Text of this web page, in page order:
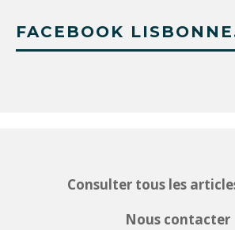
FACEBOOK
Consulter tous les
Nous contacter